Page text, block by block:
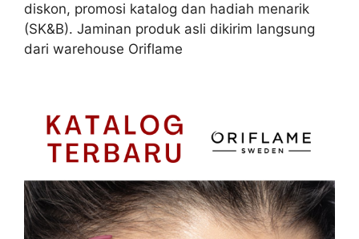
diskon, promosi katalog dan hadiah menarik
(SK&B). Jaminan produk asli dikirim langsung
dari warehouse Oriflame